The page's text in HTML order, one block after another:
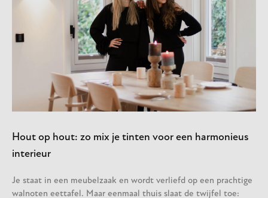
Hout op hout: zo mix je tinten voor een harmonieus
interieur
Je staat in een meubelzaak en wordt verliefd op een prachtige
walnoten eettafel. Maar eenmaal thuis slaat de twijfel toe: